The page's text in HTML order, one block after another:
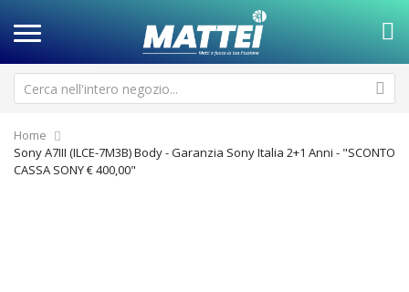
Home
Sony A7III (ILCE-7M3B) Body - Garanzia Sony Italia 2+1 Anni - "SCONTO
CASSA SONY € 400,00"